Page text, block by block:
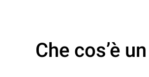
Che cos’è